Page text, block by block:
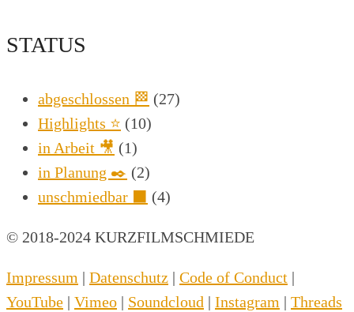
STATUS
abgeschlossen 🏁 (27)
Highlights ⭐ (10)
in Arbeit 🎥 (1)
in Planung ✒️ (2)
unschmiedbar ⬛
(4)
© 2018-2024 KURZFILMSCHMIEDE
Impressum | Datenschutz | Code of Conduct |
YouTube | Vimeo | Soundcloud | Instagram | Threads